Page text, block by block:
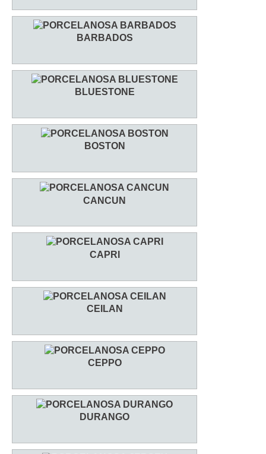
BARBADOS
BLUESTONE
BOSTON
CANCUN
CAPRI
CEILAN
CEPPO
DURANGO